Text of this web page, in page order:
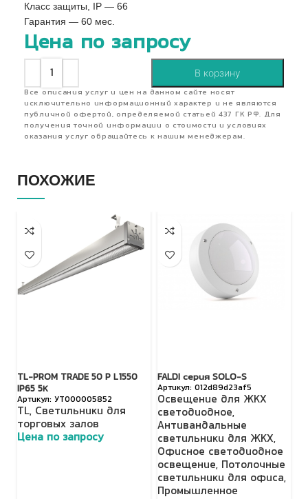
Класс защиты, IP — 66
Гарантия — 60 мес.
Цена по запросу
В корзину
Все описания услуг и цен на данном сайте носят
исключительно информационный характер и не являются
публичной офертой, определяемой статьей 437 ГК РФ. Для
получения точной информации о стоимости и условиях
оказания услуг обращайтесь к нашим менеджерам.
ПОХОЖИЕ
TL-PROM TRADE 50 P L1550
IP65 5К
УТ000005852
TL, Светильники для
торговых залов
Цена по запросу
FALDI серия SOLO-S
012d89d23af5
Освещение для ЖКХ
светодиодное,
Антивандальные
светильники для ЖКХ,
Офисное светодиодное
освещение, Потолочные
светильники для офиса,
Промышленное